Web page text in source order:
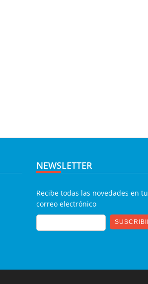
NEWSLETTER
Recibe todas las novedades en tu
correo electrónico